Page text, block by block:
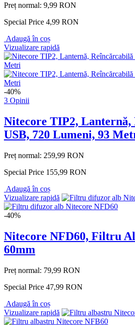
Preț normal: 9,99 RON
Special Price 4,99 RON
Adaugă în coș
Vizualizare rapidă
-40%
3 Opinii
Nitecore TIP2, Lanternă,
USB, 720 Lumeni, 93
Preț normal: 259,99 RON
Special Price 155,99 RON
Adaugă în coș
Vizualizare rapidă
-40%
Nitecore NFD60, Filtru
60mm
Preț normal: 79,99 RON
Special Price 47,99 RON
Adaugă în coș
Vizualizare rapidă